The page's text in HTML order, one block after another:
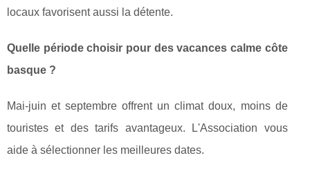
locaux favorisent aussi la détente.
Quelle période choisir pour des vacances calme côte
basque ?
Mai-juin et septembre offrent un climat doux, moins de
touristes et des tarifs avantageux. L'Association vous
aide à sélectionner les meilleures dates.